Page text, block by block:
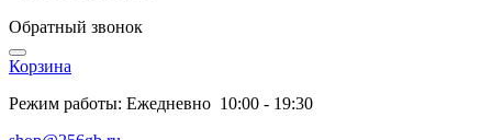
Обратный звонок
Корзина
Режим работы: Ежедневно 10:00 - 19:30